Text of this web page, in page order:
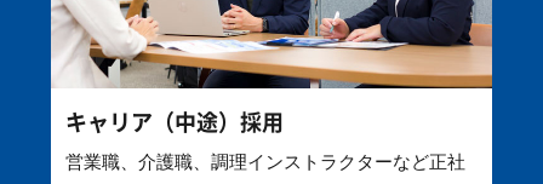
キャリア（中途）採用
営業職、介護職、調理インストラクターなど正社